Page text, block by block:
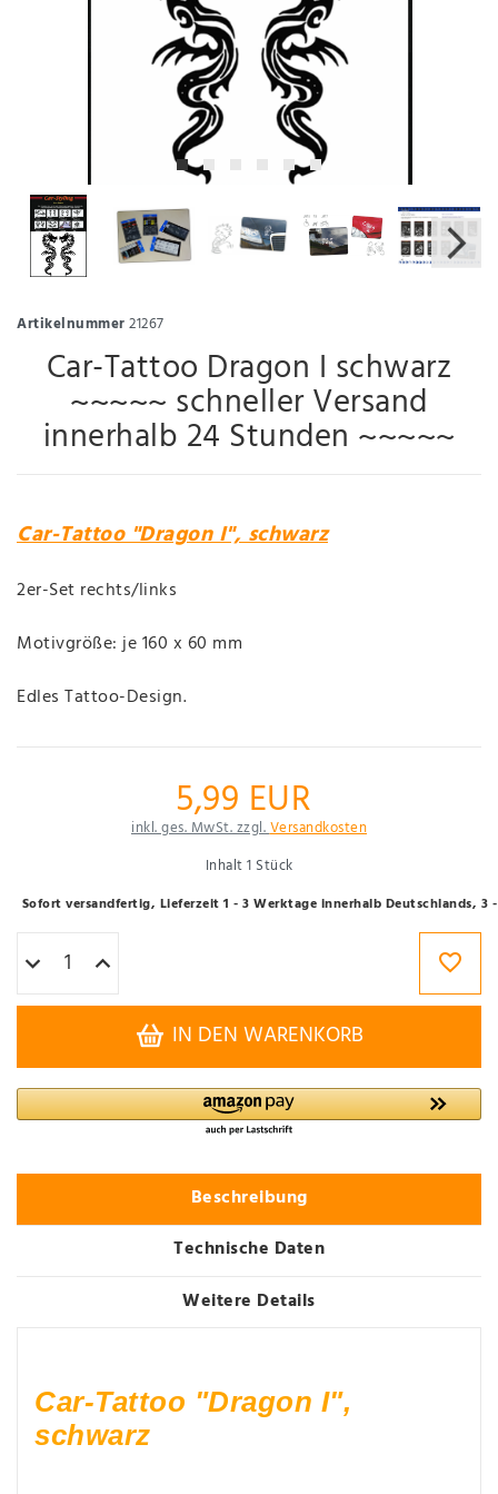
Artikelnummer21267
Car-Tattoo Dragon I schwarz
~~~~~ schneller Versand
innerhalb 24 Stunden ~~~~~
Car-Tattoo "Dragon I", schwarz
2er-Set rechts/links
Motivgröße: je 160 x 60 mm
Edles Tattoo-Design.
5,99 EUR
inkl. ges. MwSt. zzgl.Versandkosten
Inhalt1 Stück
Sofort versandfertig, Lieferzeit 1 - 3 Werktage innerhalb Deutschlands, 3
IN DEN WARENKORB
Beschreibung
Technische Daten
Weitere Details
Car-Tattoo "Dragon I",
schwarz